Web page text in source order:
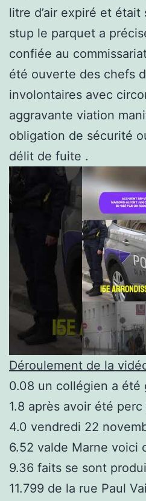
litre d’air expiré et était
stup le parquet a
confiée au
été ouverte des chefs
involontaires avec
aggravante viation
obligation de sécurité
délit de fuite .
Déroulement de la
0.08 un collégien a été
1.8 après avoir été
4.0 vendredi 22
6.52 valde Marne voici
9.36 faits se sont
11.799 de la rue Paul